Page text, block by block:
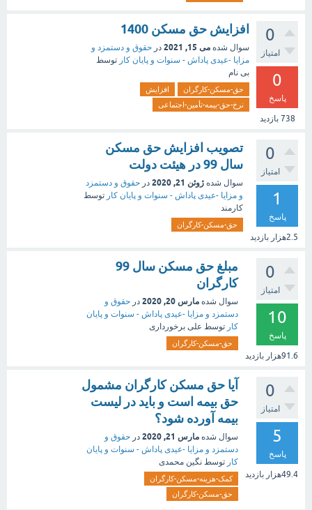
0
امتیاز
0
پاسخ
738 بازدید
افزایش حق مسکن 1400
سوال شده می 15, 2021 در حقوق و دستمزد و
مزایا -عیدی پاداش - سنوات و پایان کار توسط
بی نام
حق-مسکن-کارگران
افزایش
نرخ-حق-بیمه-تأمین-اجتماعی
0
امتیاز
1
پاسخ
2.5هزار بازدید
تصویب افزایش حق مسکن
سال 99 در هیئت دولت
سوال شده ژوئن 21, 2020 در حقوق و دستمزد
و مزایا -عیدی پاداش - سنوات و پایان کار توسط
کارمند
حق-مسکن-کارگران
0
امتیاز
10
پاسخ
91.6هزار بازدید
مبلغ حق مسکن سال 99
کارگران
سوال شده مارس 20, 2020 در حقوق و
دستمزد و مزایا -عیدی پاداش - سنوات و پایان
کار توسط علی برخورداری
حق-مسکن-کارگران
0
امتیاز
5
پاسخ
49.4هزار بازدید
آیا حق مسکن کارگران مشمول
حق بیمه است و باید در لیست
بیمه آورده شود؟
سوال شده مارس 21, 2020 در حقوق و
دستمزد و مزایا -عیدی پاداش - سنوات و پایان
کار توسط نگین محمدی
کمک-هزینه-مسکن-کارگران
حق-مسکن-کارگران